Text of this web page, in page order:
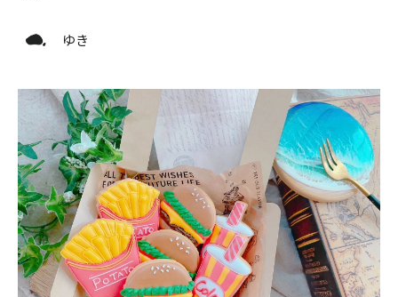
日々のブログ
0952-37-6905
ゆき